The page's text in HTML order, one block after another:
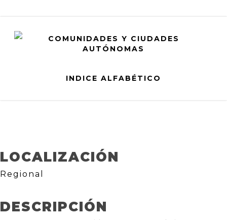
COMUNIDADES Y CIUDADES
AUTÓNOMAS
INDICE ALFABÉTICO
LOCALIZACIÓN
Regional
DESCRIPCIÓN